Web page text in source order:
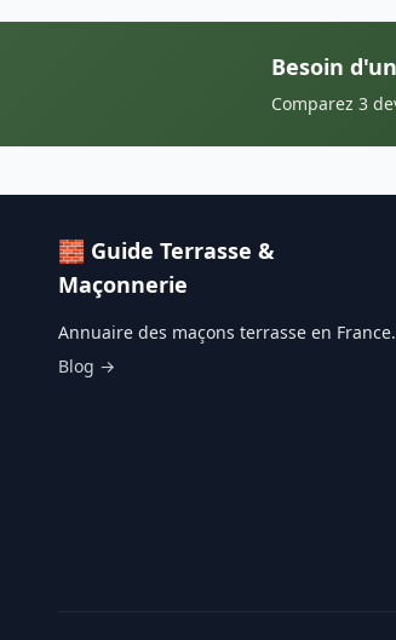
Besoin
Comparez 3
🧱 Guide Terrasse &
Maçonnerie
Annuaire des maçons terrasse en France.
Blog →